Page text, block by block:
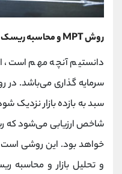
روش MPT و محاسبه ریسک
دانستیم آنچه مهم است،
سبد به بازده بازار نزدیک
شاخص ارزیابی می‌شود که
خواهد بود. این روشی است
و تحلیل بازار و محاسبه